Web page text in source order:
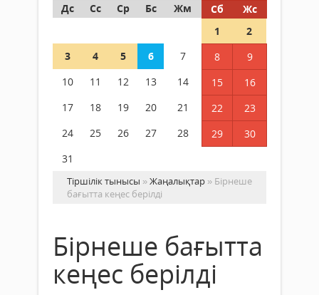
Дс
Сс Ср Бс Жм Сб
Жс
1
2
3
4 5 6 7 8
9
10
11 12 13 14 15
16
17
18 19 20 21 22
23
24
25 26 27 28 29
30
31
Тіршілік тынысы »Жаңалықтар » Бірнеше
бағытта кеңес берілді
Бірнеше бағытта
кеңес берілді